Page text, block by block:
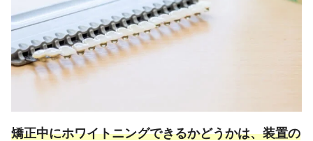
矯正中にホワイトニングできるかどうかは、装置の